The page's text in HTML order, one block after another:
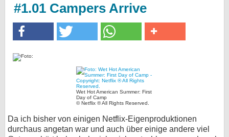
#1.01 Campers Arrive
Wet Hot American Summer: First
Day of Camp
© Netflix ® All Rights Reserved.
Da ich bisher von einigen Netflix-Eigenproduktionen
durchaus angetan war und auch über einige andere viel
Specials
Gewinnspiele
bei X
bei Facebook